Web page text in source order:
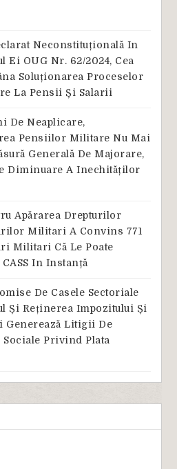
Neconstituțională In
Ei OUG Nr. 62/2024, Cea
Soluționarea Proceselor
La Pensii Și Salarii
De Neaplicare,
Pensiilor Militare Nu Mai
Generală De Majorare,
Diminuare A Inechităților
Apărarea Drepturilor
Militari A Convins 771
Militari Că Le Poate
CASS In Instanță
De Casele Sectoriale
Și Reținerea Impozitului Și
Generează Litigii De
Privind Plata